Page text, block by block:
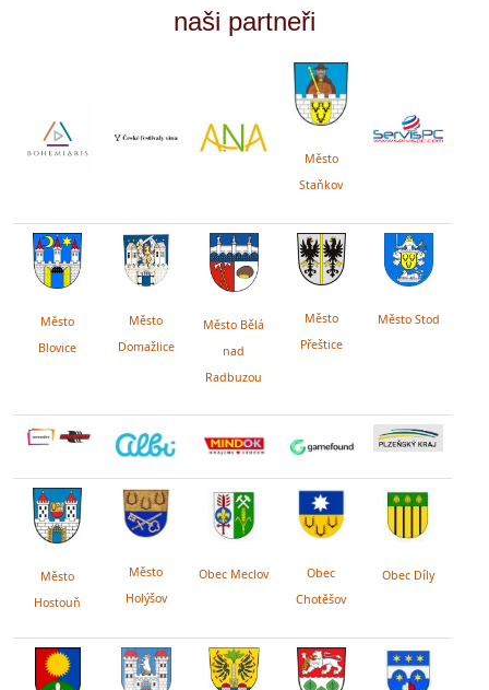
naši partneři
Město
Staňkov
Město
Blovice
Město
Domažlice
Město Bělá
nad
Radbuzou
Město
Přeštice
Město Stod
Město
Hostouň
Město
Holýšov
Obec Meclov
Obec
Chotěšov
Obec Díly